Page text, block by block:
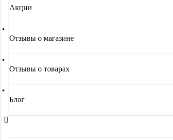
Акции
Отзывы о магазине
Отзывы о товарах
Блог